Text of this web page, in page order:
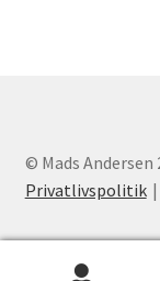
© Mads Andersen
Privatlivspolitik